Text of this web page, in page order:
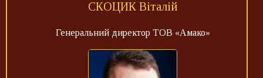
СКОЦИК Віталій
Генеральний директор ТОВ «Амако»